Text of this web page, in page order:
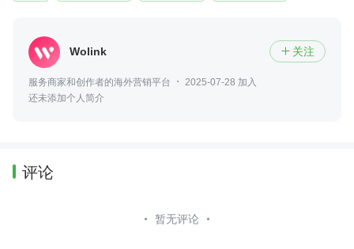
Wolink  关注
服务商家和创作者的海外营销平台
2025-07-28 加入
还未添加个人简介
评论
暂无评论